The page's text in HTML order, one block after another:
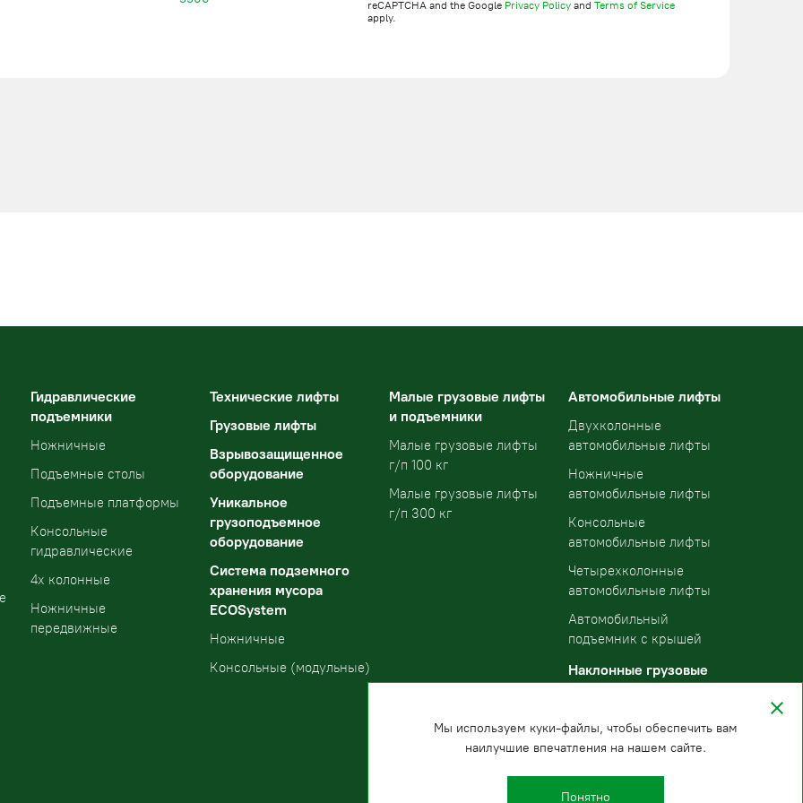
reCAPTCHA and the Google Privacy Policy and Terms of Service
apply.
Гидравлические
подъемники
Ножничные
Подъемные столы
Подъемные платформы
Консольные
гидравлические
4х колонные
Ножничные
передвижные
Технические лифты
Грузовые лифты
Взрывозащищенное
оборудование
Уникальное
грузоподъемное
оборудование
Система подземного
хранения мусора
ECOSystem
Ножничные
Консольные (модульные)
Малые грузовые лифты
и подъемники
Малые грузовые лифты
г/п 100 кг
Малые грузовые лифты
г/п 300 кг
Автомобильные лифты
Двухколонные
автомобильные лифты
Ножничные
автомобильные лифты
Консольные
автомобильные лифты
Четырехколонные
автомобильные лифты
Автомобильный
подъемник с крышей
Наклонные грузовые
Мы используем куки-файлы, чтобы обеспечить вам
наилучшие впечатления на нашем сайте.
Понятно